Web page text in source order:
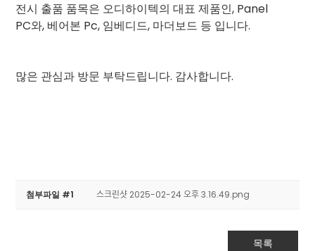
전시 출품 품목은 오디하이텍의 대표 제품인, Panel
PC와, 베어본 Pc, 임베디드, 마더보드 등 입니다.
많은 관심과 방문 부탁드립니다. 감사합니다.
첨부파일 #1 스크린샷 2025-02-24 오후 3.16.49.png
목록